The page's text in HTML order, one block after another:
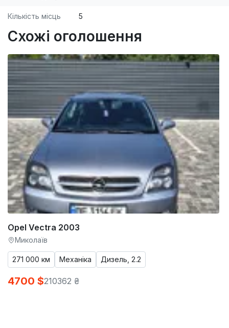
Кількість місць 5
Схожі оголошення
Opel Vectra 2003
Миколаїв
271 000 км Механіка Дизель, 2.2
4700 $210362 ₴